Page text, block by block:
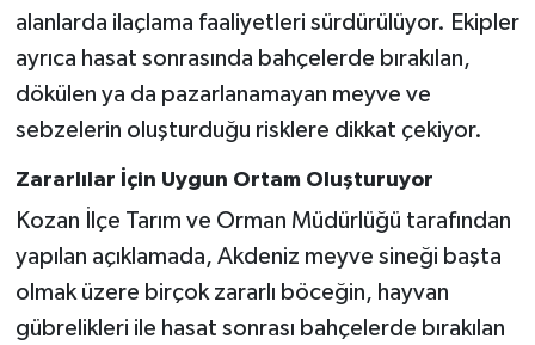
alanlarda ilaçlama faaliyetleri sürdürülüyor. Ekipler
ayrıca hasat sonrasında bahçelerde bırakılan,
dökülen ya da pazarlanamayan meyve ve
sebzelerin oluşturduğu risklere dikkat çekiyor.
Zararlılar İçin Uygun Ortam Oluşturuyor
Kozan İlçe Tarım ve Orman Müdürlüğü tarafından
yapılan açıklamada, Akdeniz meyve sineği başta
olmak üzere birçok zararlı böceğin, hayvan
gübrelikleri ile hasat sonrası bahçelerde bırakılan